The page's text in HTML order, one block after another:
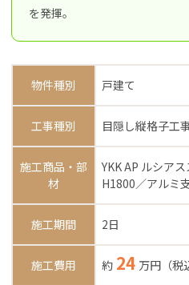
を発揮。
物件種別 戸建て
工事種別 目隠し縦格子工
施工商品・部
材
YKK AP ルシア
H1800／アルミ
施工期間 2日
施工費用 約 24 万円（税